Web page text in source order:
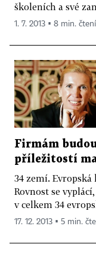
školeních a své
1. 7. 2013 ▪ 8 min. čtení
Firmám
příležitostí
34 zemí.
Rovnost se
v celkem 34
17. 12. 2013 ▪ 5 min.